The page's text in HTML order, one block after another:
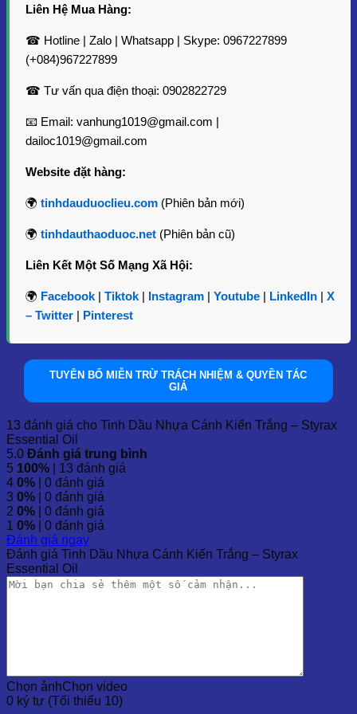
cây để thu được nhựa, sau đó nhựa được để khô và sàng
lọc. Tinh dầu được chiết xuất bằng phương pháp hơi nước,
trưng của nó.
học quan trọng như:
Benzyl Benzoate
Benzyl Alcohol
Cinnamic Acid
Benzoic Acid
Các thành phần này mang lại nhiều tác dụng tuyệt vời cho
Cánh Kiến Trắng
Tinh Dầu Nhựa Cánh Kiến Trắng có nhiều tác dụng hỗ trợ
sức khỏe, bao gồm:
Giảm lo âu và trầm cảm:Tinh dầu có tác dụng an
thần, giúp thư giãn và giảm căng thẳng.
Khử mùi hôi và làm sạch không khí:Mùi hương đặc
trưng của tinh dầu giúp xua tan mùi hôi trong không
gian và khử trùng hiệu quả.
Chống viêm và giảm đau:
viêm và giảm đau, hữu ích cho các bệnh lý như viêm
khớp, viêm phế quản, và các bệnh về hô hấp.
Giúp tiêu hóa:
hơi, kích thích tiêu hóa và giảm viêm ruột.
Chăm sóc da:
Tinh dầu có tác dụng làm se, giúp làm
săn chắc da và cải thiện tình trạng da nhăn nheo.
4.2 Lợi Ích Sử Dụng Trong Nghi Lễ Tôn Giáo
thư giãn.
Liên Hệ Mua Hàng:
☎ Hotline | Zalo | Whatsapp | Skype: 0967227899
(+084)967227899
☎ Tư vấn qua điện thoại: 0902822729
📧 Email: vanhung1019@gmail.com |
dailoc1019@gmail.com
Website đặt hàng:
tinhdauduoclieu.com (Phiên bản mới)
tinhdauthaoduoc.net (Phiên bản cũ)
Liên Kết Một Số Mạng Xã Hội:
Facebook | Tiktok | Instagram | Youtube | LinkedIn | X
– Twitter | Pinterest
TUYÊN BỐ MIỄN TRỪ TRÁCH NHIỆM & QUYỀN TÁC
GIẢ
13 đánh giá cho Tinh Dầu Nhựa Cánh Kiến Trắng – Styrax
Essential Oil
5.0 Đánh giá trung bình
5 100% | 13 đánh giá
4 0% | 0 đánh giá
3 0% | 0 đánh giá
2 0% | 0 đánh giá
1 0% | 0 đánh giá
Đánh giá ngay
Đánh giá Tinh Dầu Nhựa Cánh Kiến Trắng – Styrax
Essential Oil
Chọn ảnhChọn video
0 ký tự (Tối thiểu 10)